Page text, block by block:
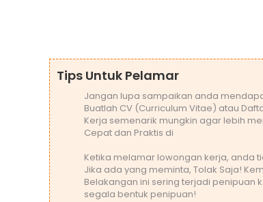
Tips Untuk Pelamar
Jangan lupa sampaikan anda
Buatlah CV (Curriculum Vitae) atau
Kerja semenarik mungkin agar lebih
Cepat dan Praktis di
Ketika melamar lowongan kerja, anda
Jika ada yang meminta, Tolak Saja!
Belakangan ini sering terjadi
segala bentuk penipuan!